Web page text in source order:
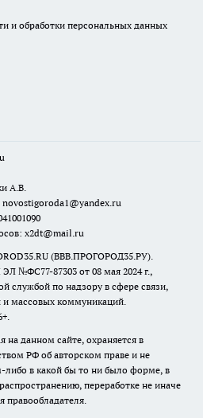
и обработки персональных данных
u
А.В.
novostigoroda1@yandex.ru
x2dt@mail.ru
(ВВВ.ПРОГОРОД35.РУ).
№ФС77-87303 от 08 мая 2024 г.,
службой по надзору в сфере связи,
массовых коммуникаций.
данном сайте, охраняется в
РФ об авторском праве и не
в какой бы то ни было форме, в
переработке не иначе
правообладателя.